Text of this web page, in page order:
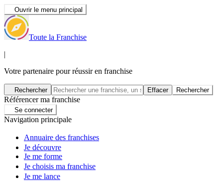
Ouvrir le menu principal
Toute la Franchise
|
Votre partenaire pour réussir en franchise
Rechercher Effacer Rechercher
Référencer ma franchise
Se connecter
Navigation principale
Annuaire des franchises
Je découvre
Je me forme
Je choisis ma franchise
Je me lance